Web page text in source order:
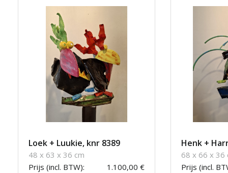
Loek + Luukie, knr 8389
48 x 63 x 36 cm
Prijs (incl. BTW):
1.100,00 €
Henk +
68 x 66 x 36
Prijs (incl.